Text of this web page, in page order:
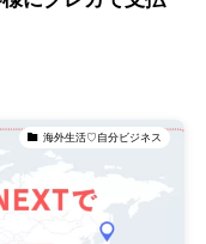
海外生活♡自分ビジネス